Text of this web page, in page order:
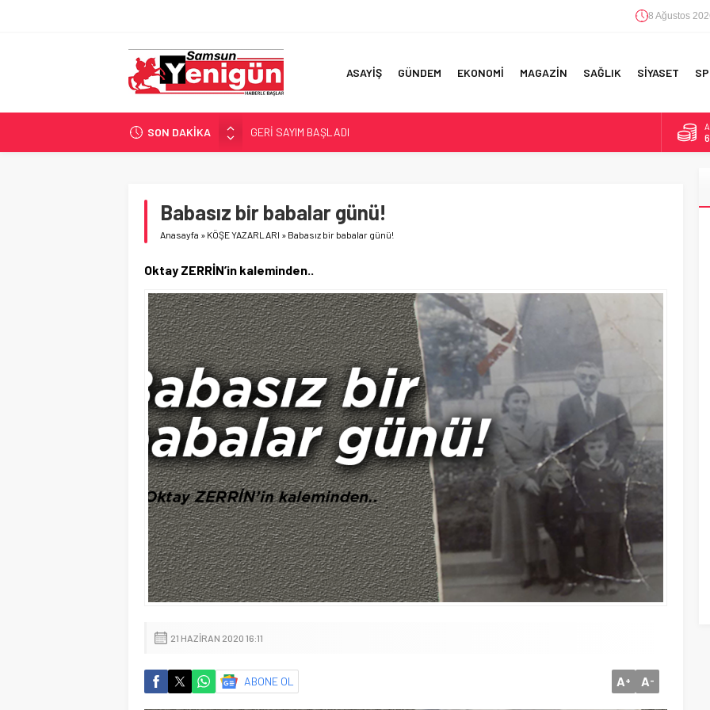
8 Ağustos
ASAYİŞ GÜNDEM EKONOMİ MAGAZİN SAĞLIK SİYASET
SON DAKİKA
GERİ SAYIM BAŞLADI
SAMSUNSPOR’DA HEDEF 5’İNCİLİK!
İŞTE FINDIK FİYATI!
YÖNETİCİ SEÇERKEN YAPILAN EN BÜYÜK HATALAR
Babasız bir babalar günü!
Anasayfa » KÖŞE YAZARLARI » Babasız bir babalar günü!
Oktay ZERRİN’in kaleminden..
21 HAZIRAN 2020 16:11
ABONE OL A+ A-